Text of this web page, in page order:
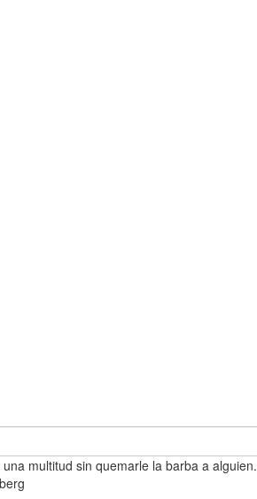
multitud sin quemarle la barba a alguien.